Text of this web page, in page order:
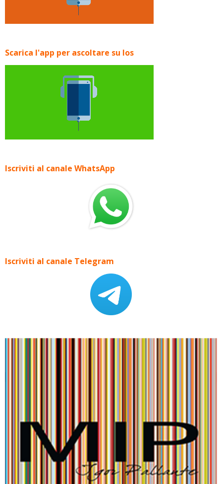
Scarica l'app per ascoltare su Ios
Iscriviti al canale WhatsApp
Iscriviti al canale Telegram